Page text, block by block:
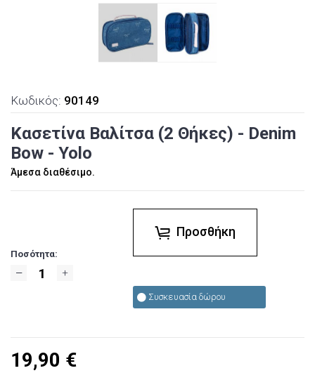
Κωδικός: 90149
Κασετίνα Βαλίτσα (2 Θήκες) - Denim
Bow - Yolo
Άμεσα διαθέσιμο.
Ποσότητα:
Προσθήκη
Συσκευασία δώρου
19,90 €